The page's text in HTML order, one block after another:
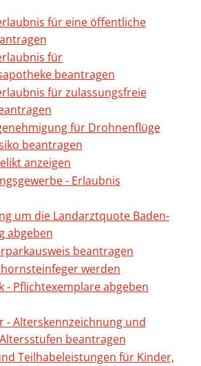
für eine öffentliche
für
beantragen
für zulassungsfreie
für Drohnenflüge
beantragen
anzeigen
- Erlaubnis
um die Landarztquote Baden-
abgeben
beantragen
werden
- Pflichtexemplare abgeben
- Alterskennzeichnung und
beantragen
Teilhabeleistungen für Kinder,